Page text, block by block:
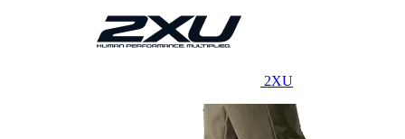
2XU